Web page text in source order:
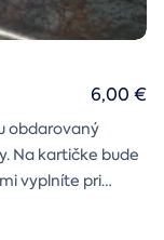
obdarovaný
Na kartičke bude
vyplníte pri
6,00 €